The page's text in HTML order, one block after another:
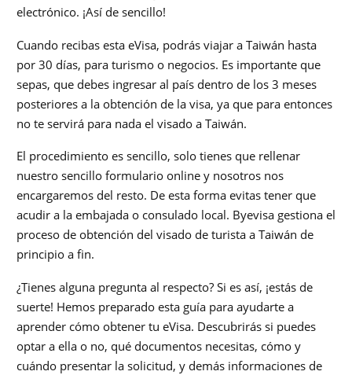
electrónico. ¡Así de sencillo!
Cuando recibas esta eVisa, podrás viajar a Taiwán hasta
por 30 días, para turismo o negocios. Es importante que
sepas, que debes ingresar al país dentro de los 3 meses
posteriores a la obtención de la visa, ya que para entonces
no te servirá para nada el visado a Taiwán.
El procedimiento es sencillo, solo tienes que rellenar
nuestro sencillo formulario online y nosotros nos
encargaremos del resto. De esta forma evitas tener que
acudir a la embajada o consulado local. Byevisa gestiona el
proceso de obtención del visado de turista a Taiwán de
principio a fin.
¿Tienes alguna pregunta al respecto? Si es así, ¡estás de
suerte! Hemos preparado esta guía para ayudarte a
aprender cómo obtener tu eVisa. Descubrirás si puedes
optar a ella o no, qué documentos necesitas, cómo y
cuándo presentar la solicitud, y demás informaciones de